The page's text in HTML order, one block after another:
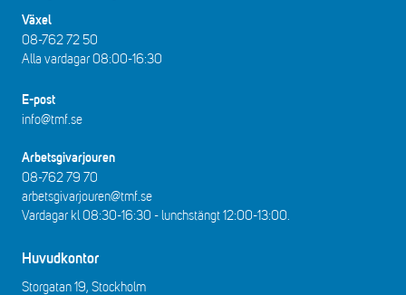
Växel
08-762 72 50
Alla vardagar 08:00-16:30​​
E-post
info@tmf.se
Arbetsgivarjouren
08-762 79 70
arbetsgivarjouren@tmf.se
Vardagar kl 08:30-16:30 - lunchstängt 12:00-13:00​.
Huvudkontor
Storgatan 19, Stockholm